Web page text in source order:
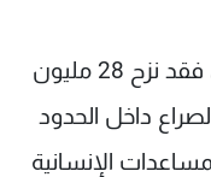
وبحسب تقديرات المنظمة الأممية، فقد نزح 28 مليون
داخل الحدود
الإنسانية